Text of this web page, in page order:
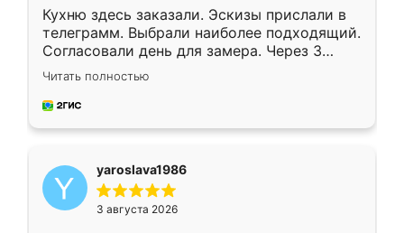
Кухню здесь заказали. Эскизы прислали в
телеграмм. Выбрали наиболее подходящий.
Согласовали день для замера. Через 3
недели кухня была уже готова. Остались
довольны работой. Спасибо Ренессанс
мебель за качественную работу!
Читать полностью
yaroslava1986
3 августа 2026